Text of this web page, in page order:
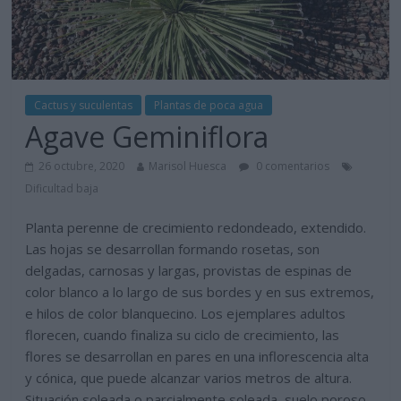
Cactus y suculentas Plantas de poca agua
Agave Geminiflora
26 octubre, 2020 Marisol Huesca
0 comentarios
Dificultad baja
Planta perenne de crecimiento redondeado, extendido.
Las hojas se desarrollan formando rosetas, son
delgadas, carnosas y largas, provistas de espinas de
color blanco a lo largo de sus bordes y en sus extremos,
e hilos de color blanquecino. Los ejemplares adultos
florecen, cuando finaliza su ciclo de crecimiento, las
flores se desarrollan en pares en una inflorescencia alta
y cónica, que puede alcanzar varios metros de altura.